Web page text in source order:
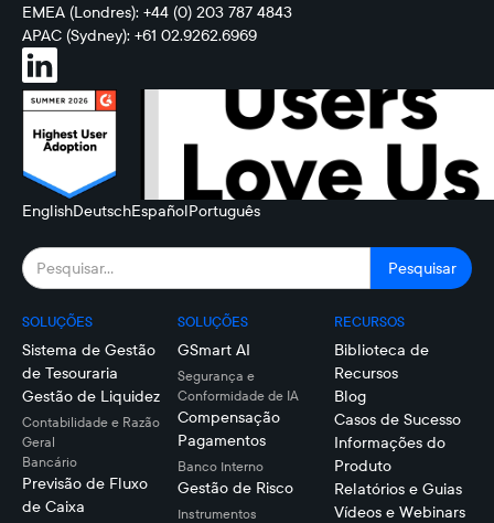
EMEA (Londres): +44 (0) 203 787 4843
APAC (Sydney): +61 02.9262.6969
EnglishDeutschEspañolPortuguês
SOLUÇÕES
Sistema de Gestão
de Tesouraria
Gestão de Liquidez
Contabilidade e Razão
Geral
Bancário
Previsão de Fluxo
de Caixa
SOLUÇÕES
GSmart AI
Segurança e
Conformidade de IA
Compensação
Pagamentos
Banco Interno
Gestão de Risco
Instrumentos
RECURSOS
Biblioteca de
Recursos
Blog
Casos de Sucesso
Informações do
Produto
Relatórios e Guias
Vídeos e Webinars